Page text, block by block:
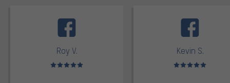
Roy V.
Bewertungen: 5 von 5
Kevin S.
Bewertungen: 5 von 5